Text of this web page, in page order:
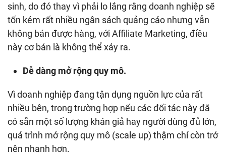
sinh, do đó thay vì phải lo lắng rằng doanh nghiệp sẽ
tốn kém rất nhiều ngân sách quảng cáo nhưng vẫn
không bán được hàng, với Affiliate Marketing, điều
này cơ bản là không thể xảy ra.
Dễ dàng mở rộng quy mô.
Vì doanh nghiệp đang tận dụng nguồn lực của rất
nhiều bên, trong trường hợp nếu các đối tác này đã
có sẵn một số lượng khán giả hay người dùng đủ lớn,
quá trình mở rộng quy mô (scale up) thậm chí còn trở
nên nhanh hơn.